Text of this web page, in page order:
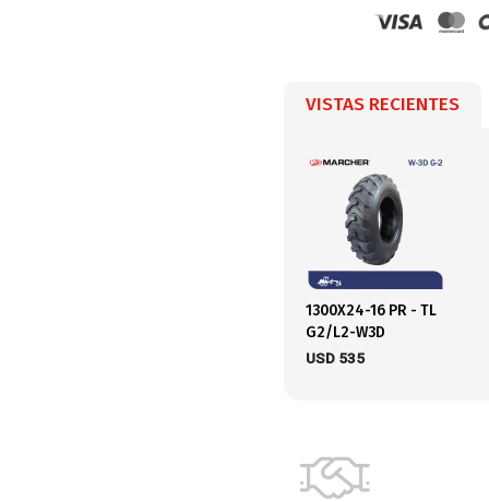
VISTAS RECIENTES
1300X24-16 PR - TL
G2/L2-W3D
USD 535